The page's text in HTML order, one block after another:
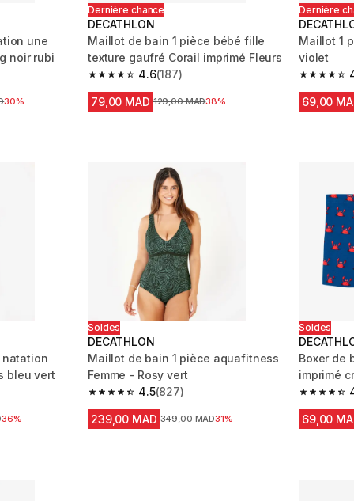
une
noir rubi
reviews
réduction
30%
Dernière chance
DECATHLON
Maillot de bain 1 pièce bébé fille
texture gaufré Corail imprimé Fleurs
4.6
4.6 out of 5 stars from 187 reviews
(187)
79,00 MAD Prix avant la réduction
129,00 MAD38%
Dernière
Maillot 1
violet
4.5 out of
69,00
natation
bleu vert
reviews
36%
Soldes
DECATHLON
Maillot de bain 1 pièce aquafitness
Femme - Rosy vert
4.5
4.5 out of 5 stars from 827 reviews
(827)
239,00 MAD Prix avant la réduction
349,00 MAD31%
Soldes
Boxer de
imprimé
4.6 out of
69,00